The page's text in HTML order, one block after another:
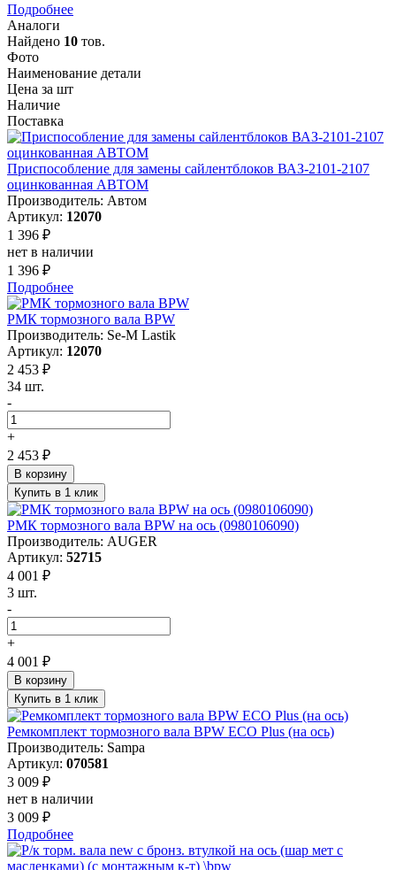
Подробнее
Аналоги
Найдено 10 тов.
Фото
Наименование детали
Цена за шт
Наличие
Поставка
Приспособление для замены сайлентблоков ВАЗ-2101-2107
оцинкованная АВТОМ
Производитель: Автом
Артикул: 12070
1 396 ₽
нет в наличии
1 396 ₽
Подробнее
РМК тормозного вала BPW
Производитель: Se-M Lastik
Артикул: 12070
2 453 ₽
34 шт.
-
+
2 453 ₽
В корзину
Купить в 1 клик
РМК тормозного вала BPW на ось (0980106090)
Производитель: AUGER
Артикул: 52715
4 001 ₽
3 шт.
-
+
4 001 ₽
В корзину
Купить в 1 клик
Ремкомплект тормозного вала BPW ECO Plus (на ось)
Производитель: Sampa
Артикул: 070581
3 009 ₽
нет в наличии
3 009 ₽
Подробнее